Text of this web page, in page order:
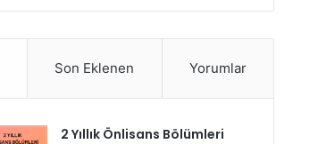
Son Eklenen Yorumlar
2 Yıllık Önlisans Bölümleri